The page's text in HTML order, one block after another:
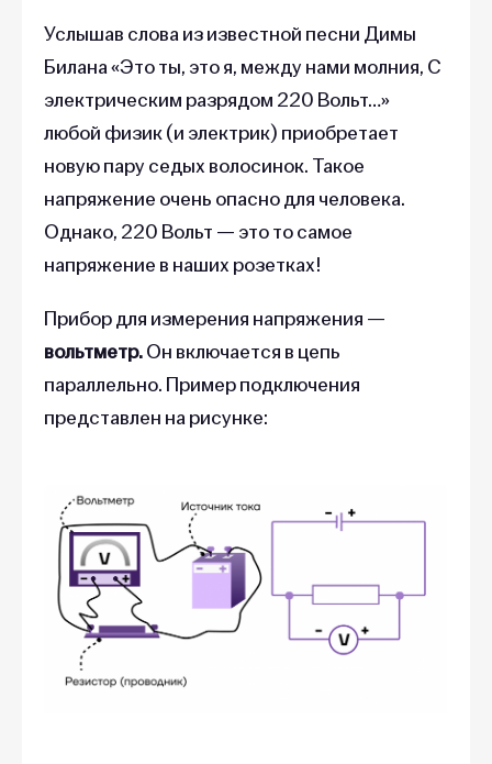
Услышав слова из известной песни Димы
Билана «Это ты, это я, между нами молния, С
электрическим разрядом 220 Вольт…»
любой физик (и электрик) приобретает
новую пару седых волосинок. Такое
напряжение очень опасно для человека.
Однако, 220 Вольт — это то самое
напряжение в наших розетках!
Прибор для измерения напряжения —
вольтметр.Он включается в цепь
параллельно. Пример подключения
представлен на рисунке: